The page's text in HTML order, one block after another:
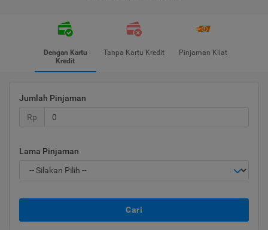
Dengan Kartu
Kredit
Tanpa Kartu Kredit Pinjaman Kilat
Jumlah Pinjaman
Rp
Lama Pinjaman
Cari